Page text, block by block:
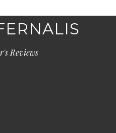
Reviews